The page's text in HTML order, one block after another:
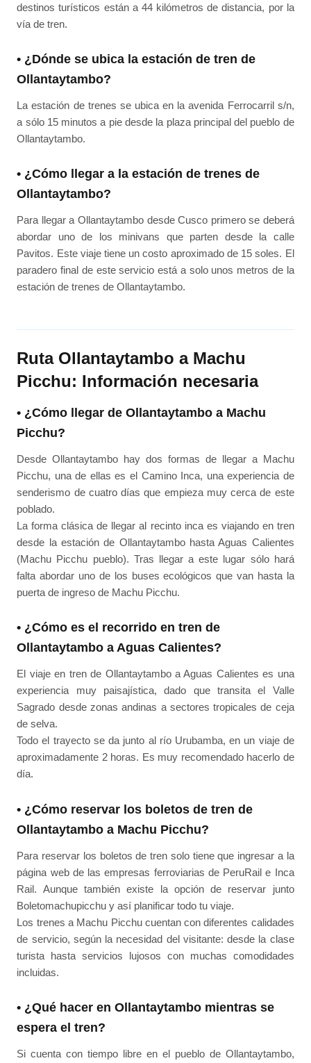
destinos turísticos están a 44 kilómetros de distancia, por la
vía de tren.
• ¿Dónde se ubica la estación de tren de
Ollantaytambo?
La estación de trenes se ubica en la avenida Ferrocarril s/n,
a sólo 15 minutos a pie desde la plaza principal del pueblo de
Ollantaytambo.
• ¿Cómo llegar a la estación de trenes de
Ollantaytambo?
Para llegar a Ollantaytambo desde Cusco primero se deberá
abordar uno de los minivans que parten desde la calle
Pavitos. Este viaje tiene un costo aproximado de 15 soles. El
paradero final de este servicio está a solo unos metros de la
estación de trenes de Ollantaytambo.
Ruta Ollantaytambo a Machu
Picchu: Información necesaria
• ¿Cómo llegar de Ollantaytambo a Machu
Picchu?
Desde Ollantaytambo hay dos formas de llegar a Machu
Picchu, una de ellas es el Camino Inca, una experiencia de
senderismo de cuatro días que empieza muy cerca de este
poblado.
La forma clásica de llegar al recinto inca es viajando en tren
desde la estación de Ollantaytambo hasta Aguas Calientes
(Machu Picchu pueblo). Tras llegar a este lugar sólo hará
falta abordar uno de los buses ecológicos que van hasta la
puerta de ingreso de Machu Picchu.
• ¿Cómo es el recorrido en tren de
Ollantaytambo a Aguas Calientes?
El viaje en tren de Ollantaytambo a Aguas Calientes es una
experiencia muy paisajística, dado que transita el Valle
Sagrado desde zonas andinas a sectores tropicales de ceja
de selva.
Todo el trayecto se da junto al río Urubamba, en un viaje de
aproximadamente 2 horas. Es muy recomendado hacerlo de
día.
• ¿Cómo reservar los boletos de tren de
Ollantaytambo a Machu Picchu?
Para reservar los boletos de tren solo tiene que ingresar a la
página web de las empresas ferroviarias de PeruRail e Inca
Rail. Aunque también existe la opción de reservar junto
Boletomachupicchu y así planificar todo tu viaje.
Los trenes a Machu Picchu cuentan con diferentes calidades
de servicio, según la necesidad del visitante: desde la clase
turista hasta servicios lujosos con muchas comodidades
incluidas.
• ¿Qué hacer en Ollantaytambo mientras se
espera el tren?
Si cuenta con tiempo libre en el pueblo de Ollantaytambo,